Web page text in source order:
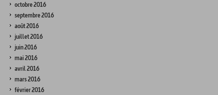
octobre 2016
septembre 2016
août 2016
juillet 2016
juin 2016
mai 2016
avril 2016
mars 2016
février 2016